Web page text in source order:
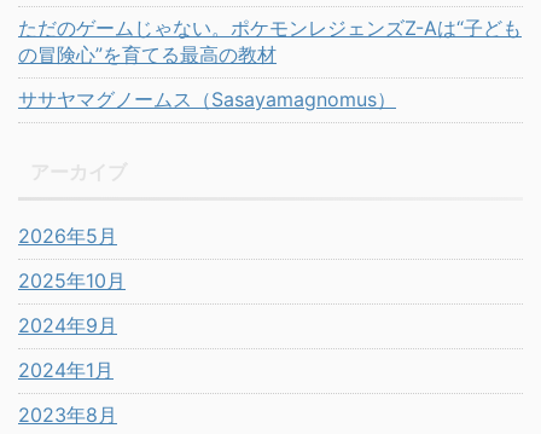
ただのゲームじゃない。ポケモンレジェンズZ-Aは“子ども
の冒険心”を育てる最高の教材
ササヤマグノームス（Sasayamagnomus）
2026年5月
2025年10月
2024年9月
2024年1月
2023年8月